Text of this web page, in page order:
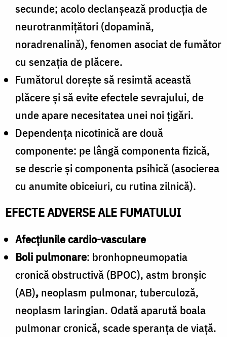
secunde; acolo declanșează producția de
neurotranmițători (dopamină,
noradrenalină), fenomen asociat de fumător
cu senzația de plăcere.
Fumătorul dorește să resimtă această
plăcere și să evite efectele sevrajului, de
unde apare necesitatea unei noi țigări.
Dependența nicotinică are două
componente: pe lângă componenta fizică,
se descrie și componenta psihică (asocierea
cu anumite obiceiuri, cu rutina zilnică).
EFECTE ADVERSE ALE FUMATULUI
Afecțiunile cardio-vasculare
Boli pulmonare: bronhopneumopatia
cronică obstructivă (BPOC), astm bronșic
(AB), neoplasm pulmonar, tuberculoză,
neoplasm laringian. Odată aparută boala
pulmonar cronică, scade speranța de viață.